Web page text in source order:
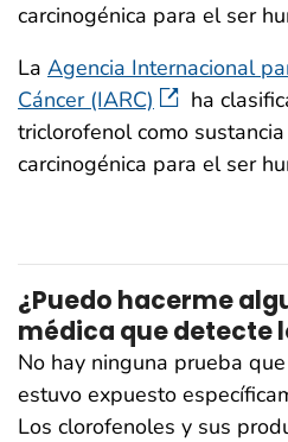
carcinogénica para el ser
La Agencia Internacional
Cáncer (IARC)
ha
triclorofenol como
carcinogénica para el ser
¿Puedo hacerme
médica que detecte
No hay ninguna prueba
estuvo expuesto
Los clorofenoles y sus